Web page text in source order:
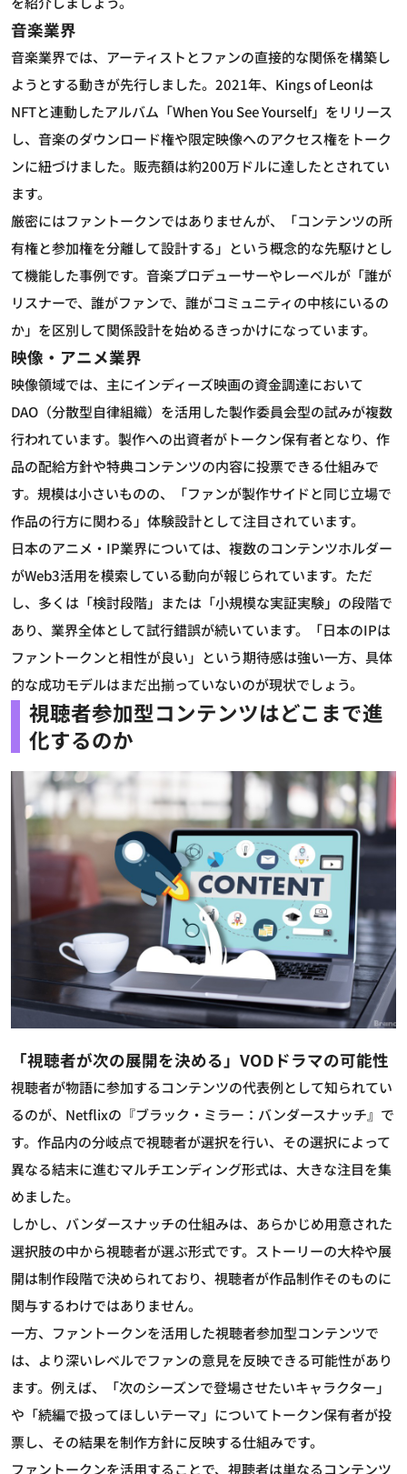
音楽業界
音楽業界では、アーティストとファンの直接的な関係を構築し
ようとする動きが先行しました。2021年、Kings of Leonは
NFTと連動したアルバム「When You See Yourself」をリリース
し、音楽のダウンロード権や限定映像へのアクセス権をトーク
ンに紐づけました。販売額は約200万ドルに達したとされてい
ます。
厳密にはファントークンではありませんが、「コンテンツの所
有権と参加権を分離して設計する」という概念的な先駆けとし
て機能した事例です。音楽プロデューサーやレーベルが「誰が
リスナーで、誰がファンで、誰がコミュニティの中核にいるの
か」を区別して関係設計を始めるきっかけになっています。
映像・アニメ業界
映像領域では、主にインディーズ映画の資金調達において
DAO（分散型自律組織）を活用した製作委員会型の試みが複数
行われています。製作への出資者がトークン保有者となり、作
品の配給方針や特典コンテンツの内容に投票できる仕組みで
す。規模は小さいものの、「ファンが製作サイドと同じ立場で
作品の行方に関わる」体験設計として注目されています。
日本のアニメ・IP業界については、複数のコンテンツホルダー
がWeb3活用を模索している動向が報じられています。ただ
し、多くは「検討段階」または「小規模な実証実験」の段階で
あり、業界全体として試行錯誤が続いています。「日本のIPは
ファントークンと相性が良い」という期待感は強い一方、具体
的な成功モデルはまだ出揃っていないのが現状でしょう。
視聴者参加型コンテンツはどこまで進
化するのか
「視聴者が次の展開を決める」VODドラマの可能性
視聴者が物語に参加するコンテンツの代表例として知られてい
るのが、Netflixの『ブラック・ミラー：バンダースナッチ』で
す。作品内の分岐点で視聴者が選択を行い、その選択によって
異なる結末に進むマルチエンディング形式は、大きな注目を集
めました。
しかし、バンダースナッチの仕組みは、あらかじめ用意された
選択肢の中から視聴者が選ぶ形式です。ストーリーの大枠や展
開は制作段階で決められており、視聴者が作品制作そのものに
関与するわけではありません。
一方、ファントークンを活用した視聴者参加型コンテンツで
は、より深いレベルでファンの意見を反映できる可能性があり
ます。例えば、「次のシーズンで登場させたいキャラクター」
や「続編で扱ってほしいテーマ」についてトークン保有者が投
票し、その結果を制作方針に反映する仕組みです。
ファントークンを活用することで、視聴者は単なるコンテンツ